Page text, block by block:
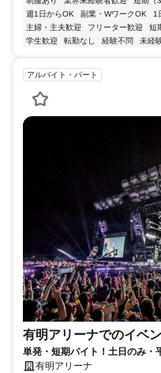
週1日からOK
副業・WワークOK 1
主婦・主夫歓迎
フリーター歓迎 短
学生歓迎
転勤なし 経験不問 未経
アルバイト・パート
有明アリーナでのイベ
単発・短期バイト！土日のみ・
未経験歓迎！髪色・髪型・ネイ
有明アリーナ